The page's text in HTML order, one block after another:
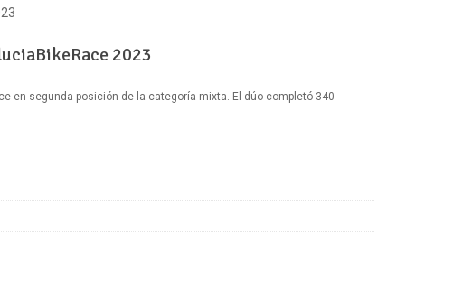
2023
en segunda posición de la categoría mixta. El dúo completó 340